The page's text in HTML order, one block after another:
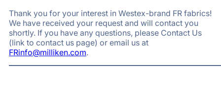
Thank you for your interest in Westex-brand FR fabrics!
We have received your request and will contact you
shortly. If you have any questions, please Contact Us
(link to contact us page) or email us at
FRinfo@milliken.com.